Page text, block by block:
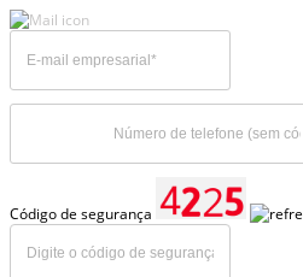
Código de segurança